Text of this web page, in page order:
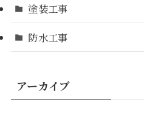
塗装工事
防水工事
アーカイブ